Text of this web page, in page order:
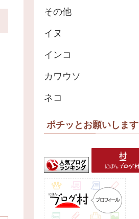
その他
イヌ
インコ
カワウソ
ネコ
ポチッとお願いします